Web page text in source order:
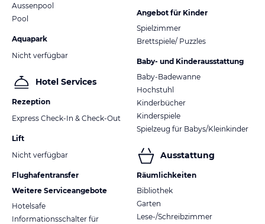
Aussenpool
Pool
Aquapark
Nicht verfügbar
Hotel Services
Rezeption
Express Check-In & Check-Out
Lift
Nicht verfügbar
Flughafentransfer
Weitere Serviceangebote
Hotelsafe
Informationsschalter für
Angebot für Kinder
Spielzimmer
Brettspiele/ Puzzles
Baby- und Kinderausstattung
Baby-Badewanne
Hochstuhl
Kinderbücher
Kinderspiele
Spielzeug für Babys/Kleinkinder
Ausstattung
Räumlichkeiten
Bibliothek
Garten
Lese-/Schreibzimmer